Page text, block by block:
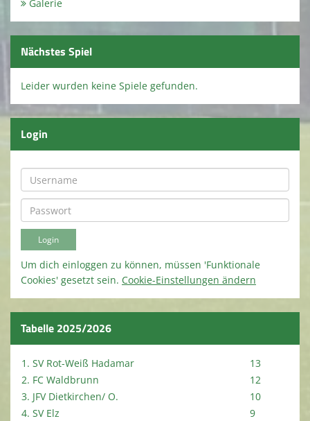
Kontaktformular
Nostalgie
Spielstätten
Terminkalender
Kirmes 2026
Kindeswohl / Jugendschutz
Galerie
Nächstes Spiel
Leider wurden keine Spiele gefunden.
Login
Um dich einloggen zu können, müssen 'Funktionale
Cookies' gesetzt sein. Cookie-Einstellungen ändern
Tabelle 2025/2026
1. SV Rot-Weiß Hadamar
13
2. FC Waldbrunn
12
3. JFV Dietkirchen/ O.
10
4. SV Elz
9